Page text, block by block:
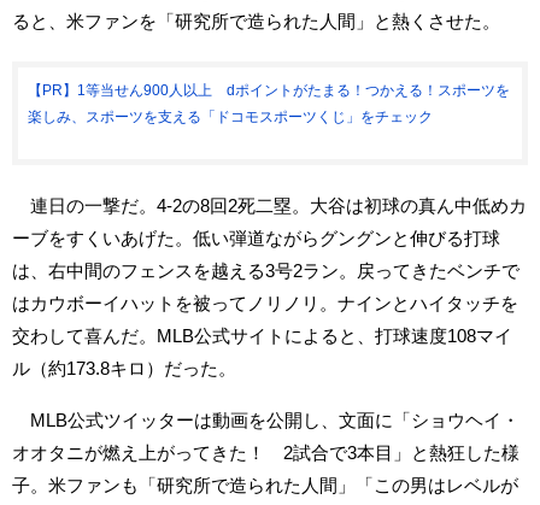
ると、米ファンを「研究所で造られた人間」と熱くさせた。
【PR】1等当せん900人以上 dポイントがたまる！つかえる！スポーツを
楽しみ、スポーツを支える「ドコモスポーツくじ」をチェック
連日の一撃だ。4-2の8回2死二塁。大谷は初球の真ん中低めカ
ーブをすくいあげた。低い弾道ながらグングンと伸びる打球
は、右中間のフェンスを越える3号2ラン。戻ってきたベンチで
はカウボーイハットを被ってノリノリ。ナインとハイタッチを
交わして喜んだ。MLB公式サイトによると、打球速度108マイ
ル（約173.8キロ）だった。
MLB公式ツイッターは動画を公開し、文面に「ショウヘイ・
オオタニが燃え上がってきた！ 2試合で3本目」と熱狂した様
子。米ファンも「研究所で造られた人間」「この男はレベルが